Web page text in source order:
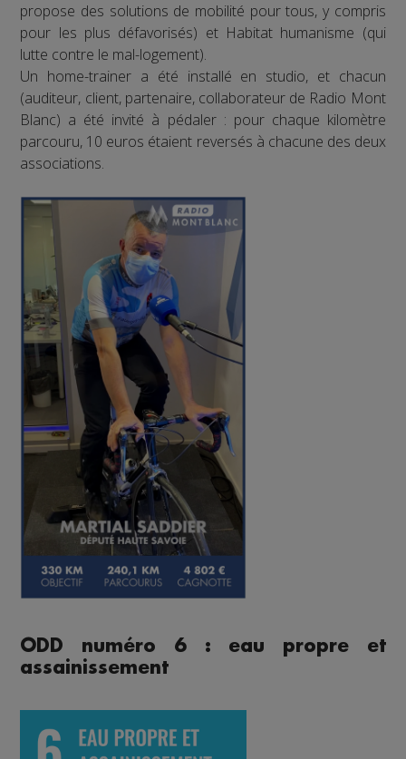
propose des solutions de mobilité pour tous, y compris
pour les plus défavorisés) et Habitat humanisme (qui
lutte contre le mal-logement).
Un home-trainer a été installé en studio, et chacun
(auditeur, client, partenaire, collaborateur de Radio Mont
Blanc) a été invité à pédaler : pour chaque kilomètre
parcouru, 10 euros étaient reversés à chacune des deux
associations.
ODD numéro 6 : eau propre et
assainissement